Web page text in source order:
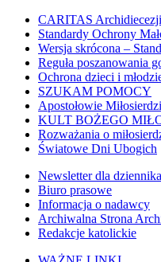
CARITAS
Standardy Ochrony
Wersja skrócona –
Reguła poszanowania
Ochrona dzieci i
SZUKAM POMOCY
Apostołowie
KULT BOŻEGO
Rozważania o
Światowe Dni Ubogich
Newsletter dla
Biuro prasowe
Informacja o nadawcy
Archiwalna Strona
Redakcje katolickie